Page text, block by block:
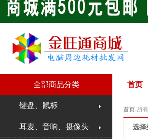
首页
全部商品分类
键盘、鼠标
耳麦、音响、摄像头
首页-所
选择